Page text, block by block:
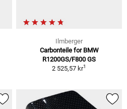
Ilmberger
Carbonteile for BMW
R1200GS/F800 GS
2 525,57 kr1